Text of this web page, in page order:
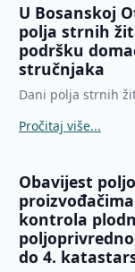
U Bosanskoj
polja strnih
podršku
stručnjaka
Dani polja strnih
Pročitaj više...
Obavijest
kontrola
do 4.